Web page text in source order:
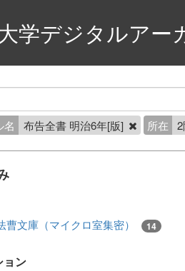
学デジタルアー
名 布告全書 明治6年[版] 所在
曹文庫（マイクロ室集密） 14
ョン